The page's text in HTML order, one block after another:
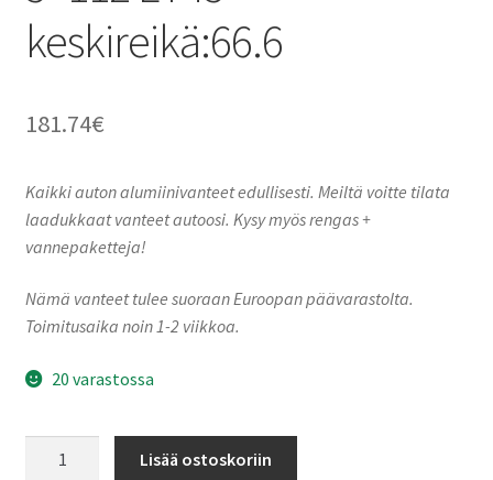
keskireikä:66.6
181.74€
Kaikki auton alumiinivanteet edullisesti. Meiltä voitte tilata
laadukkaat vanteet autoosi. Kysy myös rengas +
vannepaketteja!
Nämä vanteet tulee suoraan Euroopan päävarastolta.
Toimitusaika noin 1-2 viikkoa.
20 varastossa
Lisää ostoskoriin